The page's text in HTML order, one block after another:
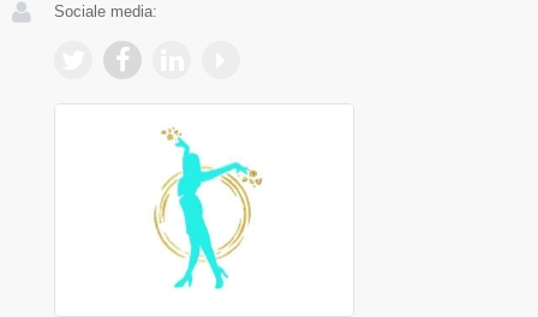
Sociale media: